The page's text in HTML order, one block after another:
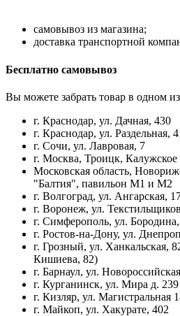
самовывоз из магазина;
доставка транспортной
Бесплатно самовывоз
Вы можете забрать товар в одном
г. Краснодар, ул. Дачная, 430
г. Краснодар, ул. Раздельная,
г. Сочи, ул. Лавровая, 7
г. Москва, Троицк,
Московская область,
"Балтия", павильон М1 и М2
г. Волгоград, ул. Ангарская,
г. Воронеж, ул.
г. Симферополь, ул.
г. Ростов-на-Дону, ул.
г. Грозный, ул. Ханкальская,
Кишиева, 82)
г. Барнаул, ул.
г. Курганинск, ул. Мира д. 239
г. Кизляр, ул. Магистральная
г. Майкоп, ул. Хакурате, 402